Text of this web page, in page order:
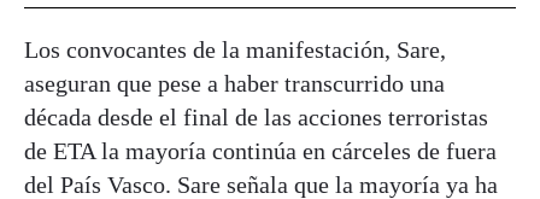
Los convocantes de la manifestación, Sare,
aseguran que pese a haber transcurrido una
década desde el final de las acciones terroristas
de ETA la mayoría continúa en cárceles de fuera
del País Vasco. Sare señala que la mayoría ya ha